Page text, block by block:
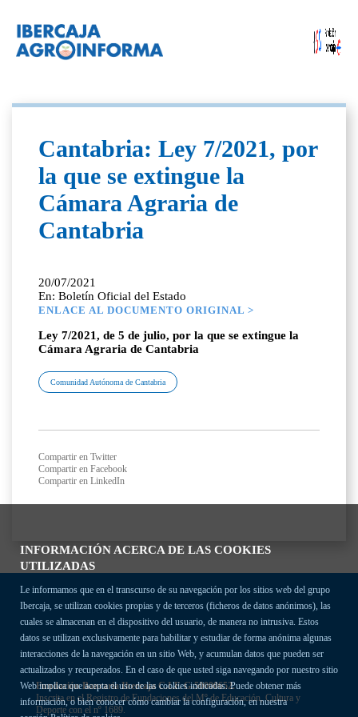
INFORMACIÓN ACERCA DE LAS COOKIES
UTILIZADAS
Le informamos que en el transcurso de su navegación por los sitios web del grupo
Ibercaja, se utilizan cookies propias y de terceros (ficheros de datos anónimos), las
cuales se almacenan en el dispositivo del usuario, de manera no intrusiva. Estos
datos se utilizan exclusivamente para habilitar y estudiar de forma anónima algunas
interacciones de la navegación en un sitio Web, y acumulan datos que pueden ser
actualizados y recuperados. En el caso de que usted siga navegando por nuestro sitio
Web implica que acepta el uso de las cookies indicadas. Puede obtener más
información, o bien conocer cómo cambiar la configuración, en nuestra
Cantabria: Ley 7/2021, por
la que se extingue la
Cámara Agraria de
Cantabria
20/07/2021
En: Boletín Oficial del Estado
ENLACE AL DOCUMENTO ORIGINAL >
Ley 7/2021, de 5 de julio, por la que se extingue la
Cámara Agraria de Cantabria
Comunidad Autónoma de Cantabria
Compartir en Twitter
Compartir en Facebook
Compartir en LinkedIn
Fundación Bancaria Ibercaja C.I.F. G-50000652.
Inscrita en el Registro de Fundaciones del Mº de Educación, Cultura y
Deporte con el nº 1689.